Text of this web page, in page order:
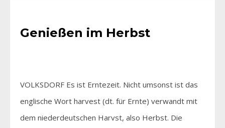
Genießen im Herbst
VOLKSDORF Es ist Erntezeit. Nicht umsonst ist das
englische Wort harvest (dt. für Ernte) verwandt mit
dem niederdeutschen Harvst, also Herbst. Die